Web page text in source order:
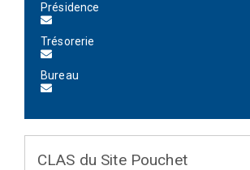
Présidence
Trésorerie
Bureau
CLAS du Site Pouchet